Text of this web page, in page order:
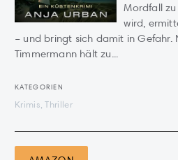
Mordfall
wird,
– und bringt sich damit in Gefahr.
Timmermann hält zu...
KATEGORIEN
Krimis, Thriller